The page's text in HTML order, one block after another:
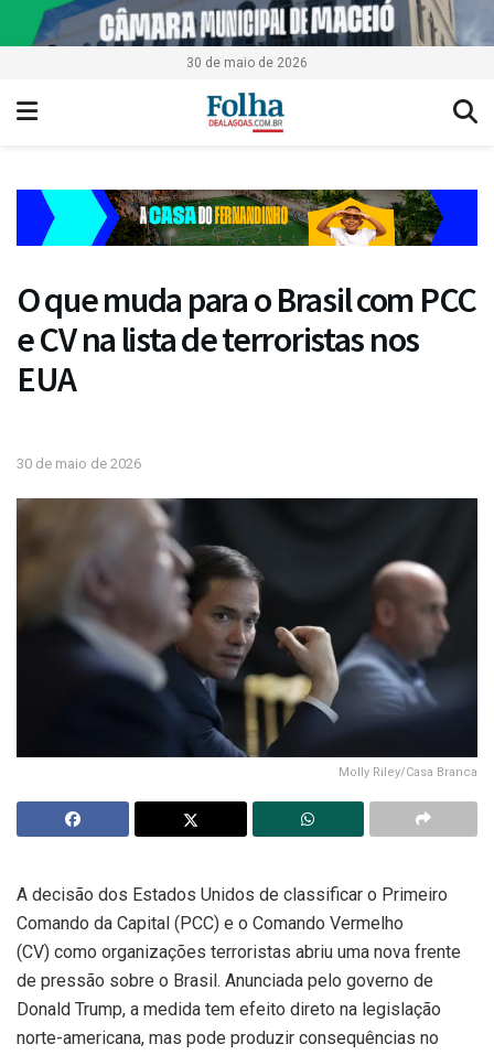
30 de maio de 2026
O que muda para o Brasil com PCC
e CV na lista de terroristas nos
EUA
30 de maio de 2026
Molly Riley/Casa Branca
A decisão dos Estados Unidos de classificar o Primeiro
Comando da Capital (PCC) e o Comando Vermelho
(CV) como organizações terroristas abriu uma nova frente
de pressão sobre o Brasil. Anunciada pelo governo de
Donald Trump, a medida tem efeito direto na legislação
norte-americana, mas pode produzir consequências no